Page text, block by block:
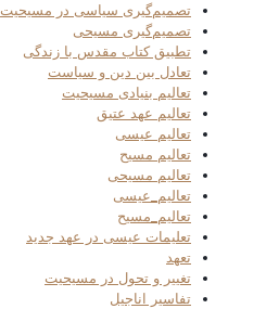
تصمیم‌گیری سیاسی در مسیحیت
تصمیم‌گیری مسیحی
تطبیق کتاب مقدس با زندگی
تعادل بین دین و سیاست
تعالیم بنیادی مسیحیت
تعالیم عهد عتیق
تعالیم عیسی
تعالیم مسیح
تعالیم مسیحی
تعالیم_عیسی
تعالیم_مسیح
تعلیمات عیسی در عهد جدید
تعهد
تغییر و تحول در مسیحیت
تفاسیر اناجیل